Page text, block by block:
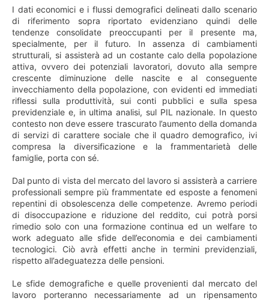
I dati economici e i flussi demografici delineati dallo scenario
di riferimento sopra riportato evidenziano quindi delle
tendenze consolidate preoccupanti per il presente ma,
specialmente, per il futuro. In assenza di cambiamenti
strutturali, si assisterà ad un costante calo della popolazione
attiva, ovvero dei potenziali lavoratori, dovuto alla sempre
crescente diminuzione delle nascite e al conseguente
invecchiamento della popolazione, con evidenti ed immediati
riflessi sulla produttività, sui conti pubblici e sulla spesa
previdenziale e, in ultima analisi, sul PIL nazionale. In questo
contesto non deve essere trascurato l’aumento della domanda
di servizi di carattere sociale che il quadro demografico, ivi
compresa la diversificazione e la frammentarietà delle
famiglie, porta con sé.
Dal punto di vista del mercato del lavoro si assisterà a carriere
professionali sempre più frammentate ed esposte a fenomeni
repentini di obsolescenza delle competenze. Avremo periodi
di disoccupazione e riduzione del reddito, cui potrà porsi
rimedio solo con una formazione continua ed un welfare to
work adeguato alle sfide dell’economia e dei cambiamenti
tecnologici. Ciò avrà effetti anche in termini previdenziali,
rispetto all’adeguatezza delle pensioni.
Le sfide demografiche e quelle provenienti dal mercato del
lavoro porteranno necessariamente ad un ripensamento